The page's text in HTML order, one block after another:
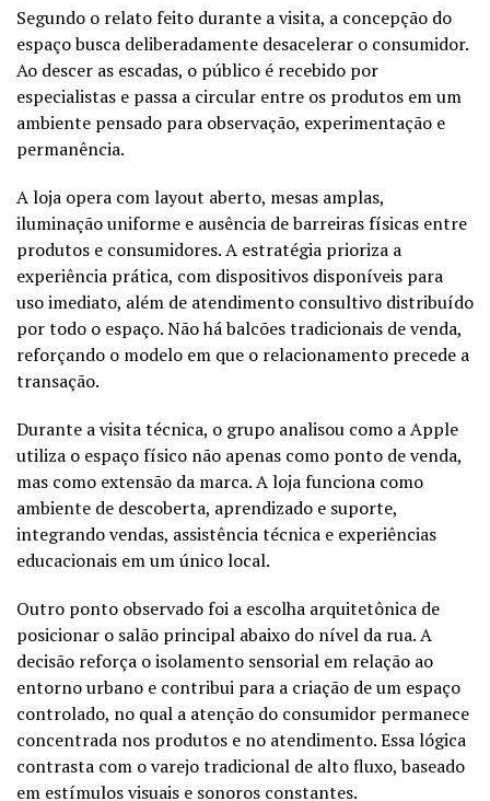
Segundo o relato feito durante a visita, a concepção do
espaço busca deliberadamente desacelerar o consumidor.
Ao descer as escadas, o público é recebido por
especialistas e passa a circular entre os produtos em um
ambiente pensado para observação, experimentação e
permanência.
A loja opera com layout aberto, mesas amplas,
iluminação uniforme e ausência de barreiras físicas entre
produtos e consumidores. A estratégia prioriza a
experiência prática, com dispositivos disponíveis para
uso imediato, além de atendimento consultivo distribuído
por todo o espaço. Não há balcões tradicionais de venda,
reforçando o modelo em que o relacionamento precede a
transação.
Durante a visita técnica, o grupo analisou como a Apple
utiliza o espaço físico não apenas como ponto de venda,
mas como extensão da marca. A loja funciona como
ambiente de descoberta, aprendizado e suporte,
integrando vendas, assistência técnica e experiências
educacionais em um único local.
Outro ponto observado foi a escolha arquitetônica de
posicionar o salão principal abaixo do nível da rua. A
decisão reforça o isolamento sensorial em relação ao
entorno urbano e contribui para a criação de um espaço
controlado, no qual a atenção do consumidor permanece
concentrada nos produtos e no atendimento. Essa lógica
contrasta com o varejo tradicional de alto fluxo, baseado
em estímulos visuais e sonoros constantes.